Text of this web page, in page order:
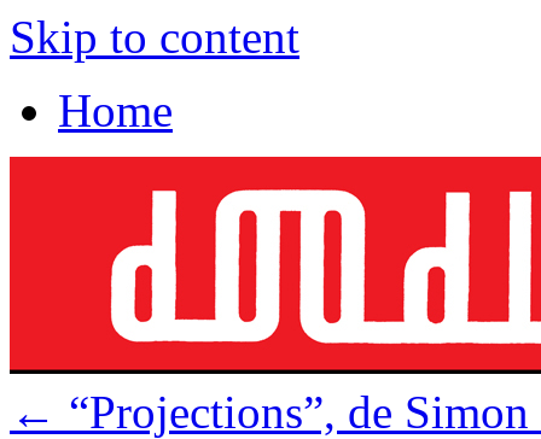
Skip to content
Home
← “Projections”, de